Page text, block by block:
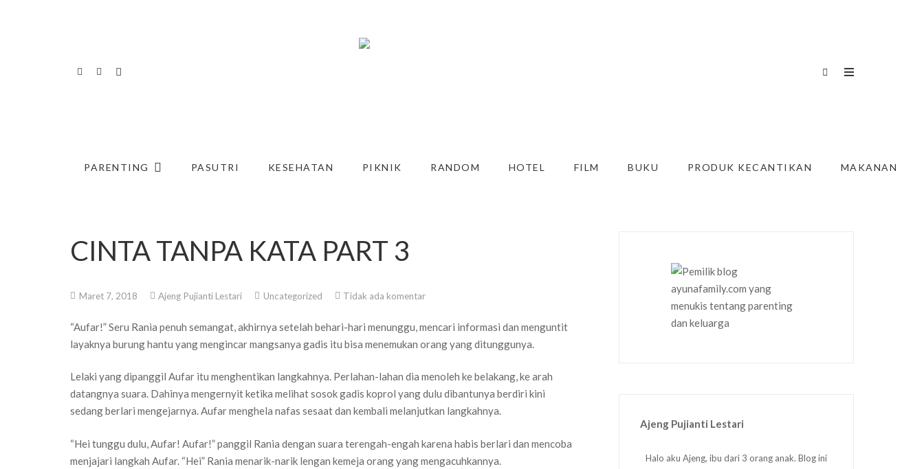
PARENTING PASUTRI KESEHATAN PIKNIK RANDOM HOTEL FILM BUKU PRODUK KECANTIKAN MAKANAN
CINTA TANPA KATA PART 3
Maret 7, 2018 Ajeng Pujianti Lestari Uncategorized Tidak ada komentar
“Aufar!” Seru Rania penuh semangat, akhirnya setelah behari-hari menunggu, mencari informasi dan menguntit
layaknya burung hantu yang mengincar mangsanya gadis itu bisa menemukan orang yang ditunggunya.
Lelaki yang dipanggil Aufar itu menghentikan langkahnya. Perlahan-lahan dia menoleh ke belakang, ke arah
datangnya suara. Dahinya mengernyit ketika melihat sosok gadis koprol yang dulu dibantunya berdiri kini
sedang berlari mengejarnya. Aufar menghela nafas sesaat dan kembali melanjutkan langkahnya.
“Hei tunggu dulu, Aufar! Aufar!” panggil Rania dengan suara terengah-engah karena habis berlari dan mencoba
menjajari langkah Aufar. “Hei” Rania menarik-narik lengan kemeja orang yang mengacuhkannya.
Ajeng Pujianti Lestari
Halo aku Ajeng, ibu dari 3 orang anak. Blog ini